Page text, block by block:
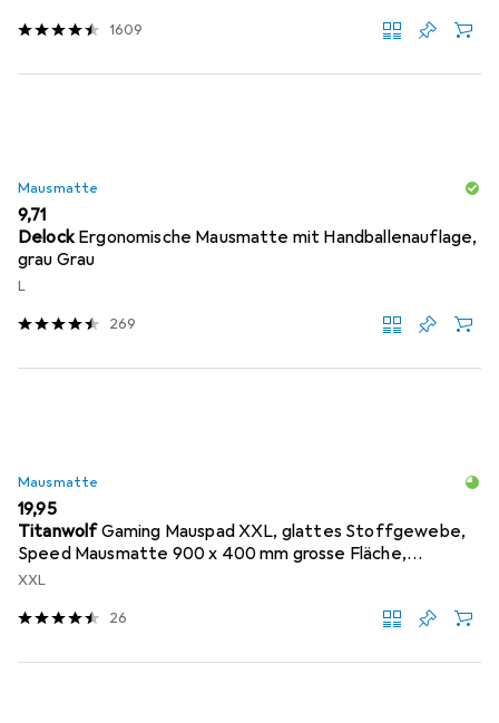
1609
Mausmatte
EUR
9,71
Delock Ergonomische Mausmatte mit Handballenauflage,
grau Grau
L
269
Mausmatte
EUR
19,95
TitanwolfGaming Mauspad XXL, glattes Stoffgewebe,
Speed Mausmatte 900 x 400 mm grosse Fläche,
Topography
XXL
26